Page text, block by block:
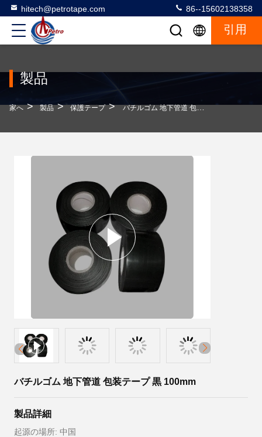
hitech@petrotape.com 86--15602138358
引用
製品
家へ > 製品 > 保護テープ > バチルゴム 地下管道 包装テープ 黒 100mm
バチルゴム 地下管道 包装テープ 黒 100mm
製品詳細
起源の場所: 中国